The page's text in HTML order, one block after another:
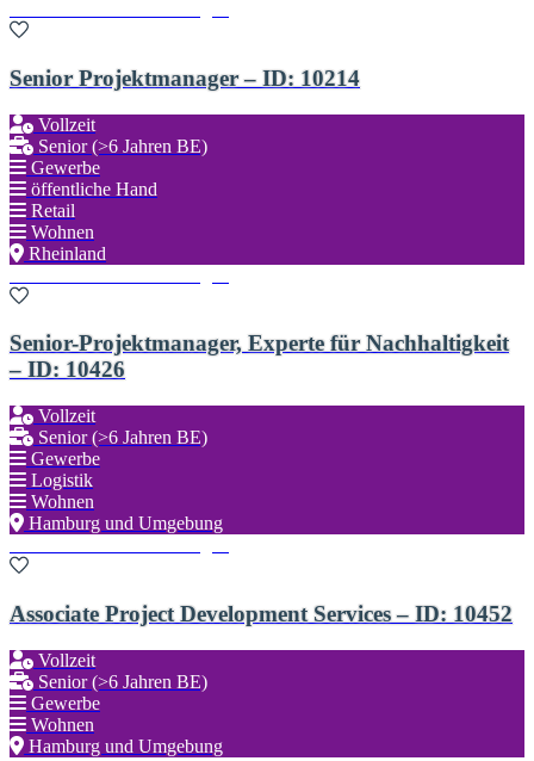
Senior Projektmanager – ID: 10214
Vollzeit
Senior (>6 Jahren BE)
Gewerbe
öffentliche Hand
Retail
Wohnen
Rheinland
Senior-Projektmanager, Experte für Nachhaltigkeit
– ID: 10426
Vollzeit
Senior (>6 Jahren BE)
Gewerbe
Logistik
Wohnen
Hamburg und Umgebung
Associate Project Development Services – ID: 10452
Vollzeit
Senior (>6 Jahren BE)
Gewerbe
Wohnen
Hamburg und Umgebung